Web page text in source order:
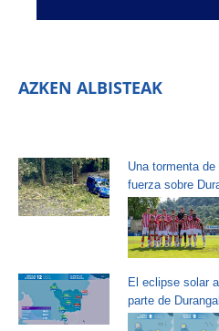
AZKEN ALBISTEAK
Una tormenta
fuerza sobre
El eclipse solar
parte de